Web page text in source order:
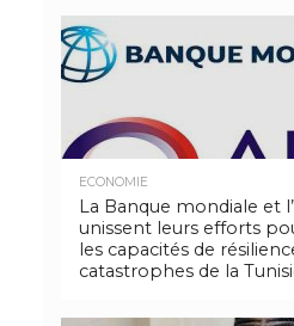
ECONOMIE
La Banque mondiale et
unissent leurs efforts
les capacités de
catastrophes de la